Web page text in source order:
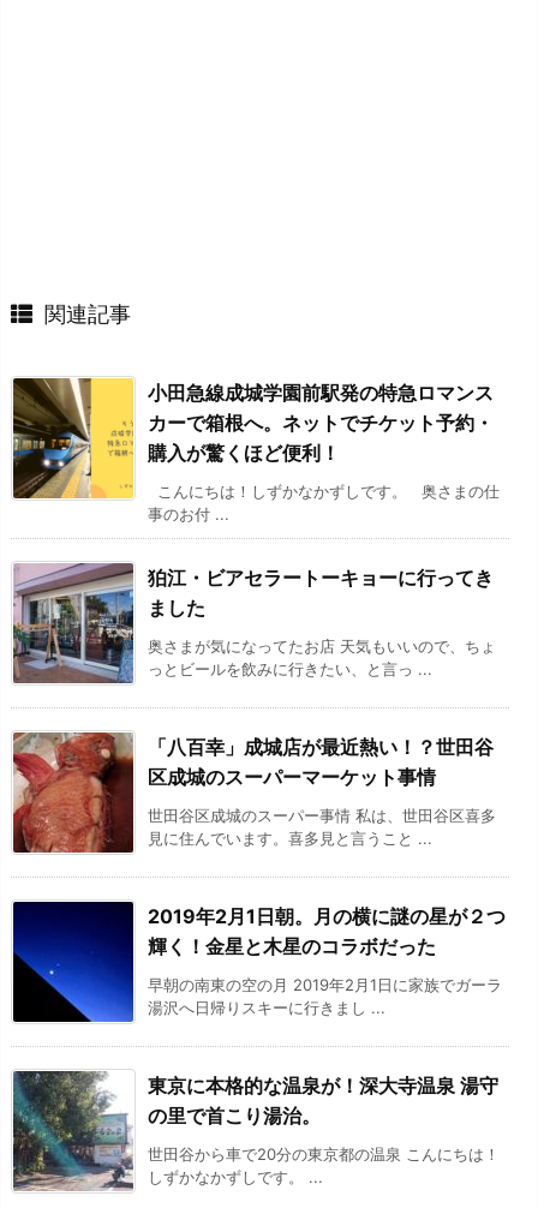
関連記事
小田急線成城学園前駅発の特急ロマンス
カーで箱根へ。ネットでチケット予約・
購入が驚くほど便利！
こんにちは！しずかなかずしです。 奥さまの仕
事のお付 ...
狛江・ビアセラートーキョーに行ってき
ました
奥さまが気になってたお店 天気もいいので、ちょ
っとビールを飲みに行きたい、と言っ ...
「八百幸」成城店が最近熱い！？世田谷
区成城のスーパーマーケット事情
世田谷区成城のスーパー事情 私は、世田谷区喜多
見に住んでいます。喜多見と言うこと ...
2019年2月1日朝。月の横に謎の星が２つ
輝く！金星と木星のコラボだった
早朝の南東の空の月 2019年2月1日に家族でガーラ
湯沢へ日帰りスキーに行きまし ...
東京に本格的な温泉が！深大寺温泉 湯守
の里で首こり湯治。
世田谷から車で20分の東京都の温泉 こんにちは！
しずかなかずしです。 ...